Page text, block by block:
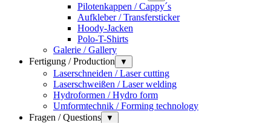
Pilotenkappen / Cappy´s
Aufkleber / Transfersticker
Hoody-Jacken
Polo-T-Shirts
Galerie / Gallery
Fertigung / Production
▼
Laserschneiden / Laser cutting
Laserschweißen / Laser welding
Hydroformen / Hydro form
Umformtechnik / Forming technology
Fragen / Questions
▼